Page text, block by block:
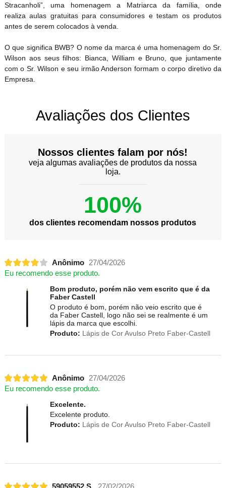
Stracanholi”, uma homenagem a Matriarca da família, onde
realiza aulas gratuitas para consumidores e testam os produtos
antes de serem colocados à venda.
O que significa BWB? O nome da marca é uma homenagem do Sr.
Wilson aos seus filhos: Bianca, William e Bruno, que juntamente
com o Sr. Wilson e seu irmão Anderson formam o corpo diretivo da
Empresa.
Avaliações dos Clientes
Nossos clientes falam por nós!
veja algumas avaliações de produtos da nossa
loja.
100%
dos clientes recomendam nossos produtos
Anônimo
27/04/2026
Eu recomendo esse produto.
Bom produto, porém não vem escrito que é da
Faber Castell
O produto é bom, porém não veio escrito que é
da Faber Castell, logo não sei se realmente é um
lápis da marca que escolhi.
Produto: Lápis de Cor Avulso Preto Faber-Castell
Anônimo
27/04/2026
Eu recomendo esse produto.
Excelente.
Excelente produto.
Produto: Lápis de Cor Avulso Preto Faber-Castell
59059552 S. 27/02/2026